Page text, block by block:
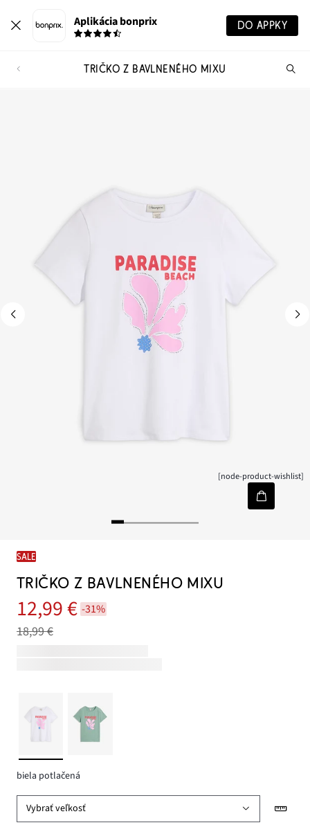
Aplikácia bonprix DO APPKY
TRIČKO Z BAVLNENÉHO MIXU
[node-product-wishlist]
SALE
TRIČKO Z BAVLNENÉHO MIXU
12,99 € -31%
18,99 €
biela potlačená
Vybrať veľkosť